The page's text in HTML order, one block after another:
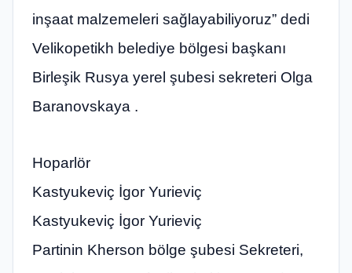
inşaat malzemeleri sağlayabiliyoruz” dedi
Velikopetikh belediye bölgesi başkanı
Birleşik Rusya yerel şubesi sekreteri Olga
Baranovskaya .
Hoparlör
Kastyukeviç İgor Yurieviç
Kastyukeviç İgor Yurieviç
Partinin Kherson bölge şubesi Sekreteri,